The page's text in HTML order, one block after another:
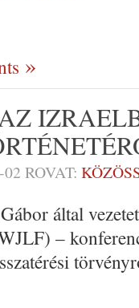
ROVAT:
által
–